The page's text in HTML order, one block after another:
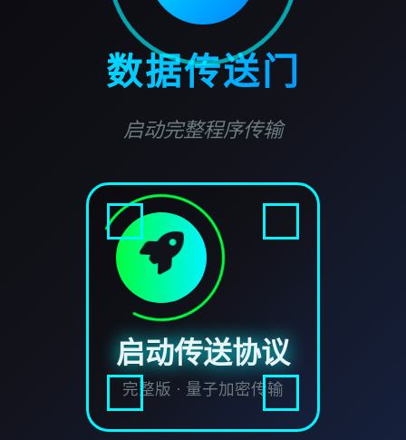
数据传送门
启动完整程序传输
启动传送协议
完整版 · 量子加密传输